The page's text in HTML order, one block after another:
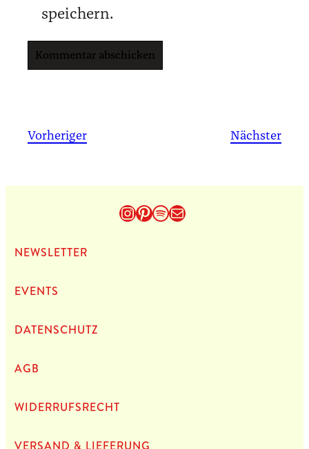
speichern.
Vorheriger Nächster
Instagram
Pinterest
Spotify
E-Mail
NEWS­LET­TER
EVENTS
DATEN­SCHUTZ
AGB
WIDERRUFSRECHT
VERSAND & LIEFERUNG